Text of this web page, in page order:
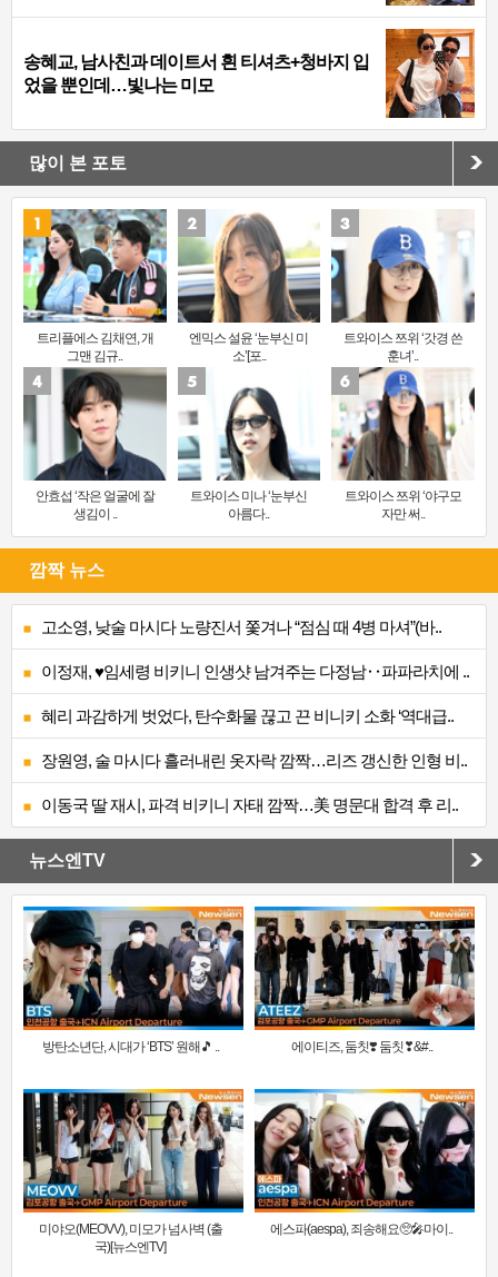
송혜교, 남사친과 데이트서 흰 티셔츠+청바지 입
었을 뿐인데…빛나는 미모
많이 본 포토
트리플에스 김채연, 개
그맨 김규..
엔믹스 설윤 ‘눈부신 미
소’[포..
트와이스 쯔위 ‘갓경 쓴
훈녀’..
안효섭 ‘작은 얼굴에 잘
생김이 ..
트와이스 미나 ‘눈부신
아름다..
트와이스 쯔위 ‘야구모
자만 써..
깜짝 뉴스
고소영, 낮술 마시다 노량진서 쫓겨나 “점심 때 4병 마셔”(바..
이정재, ♥임세령 비키니 인생샷 남겨주는 다정남‥파파라치에 ..
혜리 과감하게 벗었다, 탄수화물 끊고 끈 비니키 소화 ‘역대급..
장원영, 술 마시다 흘러내린 옷자락 깜짝…리즈 갱신한 인형 비..
이동국 딸 재시, 파격 비키니 자태 깜짝…美 명문대 합격 후 리..
뉴스엔TV
방탄소년단, 시대가 ‘BTS’ 원해🎵 .. 에이티즈, 둠칫❣️ 둠칫❣&#..
미야오(MEOVV), 미모가 넘사벽 (출
국)[뉴스엔TV]
에스파(aespa), 죄송해요🥺🎤마이..